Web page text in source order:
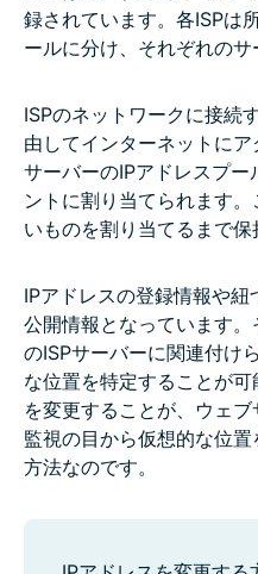
録されています。各ISPは
ールに分け、それぞれのサ
ISPのネットワークに接続
由してインターネットに
サーバーのIPアドレスプ
ントに割り当てられます
いものを割り当てるまで保
IPアドレスの登録情報や
公開情報となっています。
のISPサーバーに関連付け
な位置を特定することが
を変更することが、ウェ
監視の目から仮想的な位
方法なのです。